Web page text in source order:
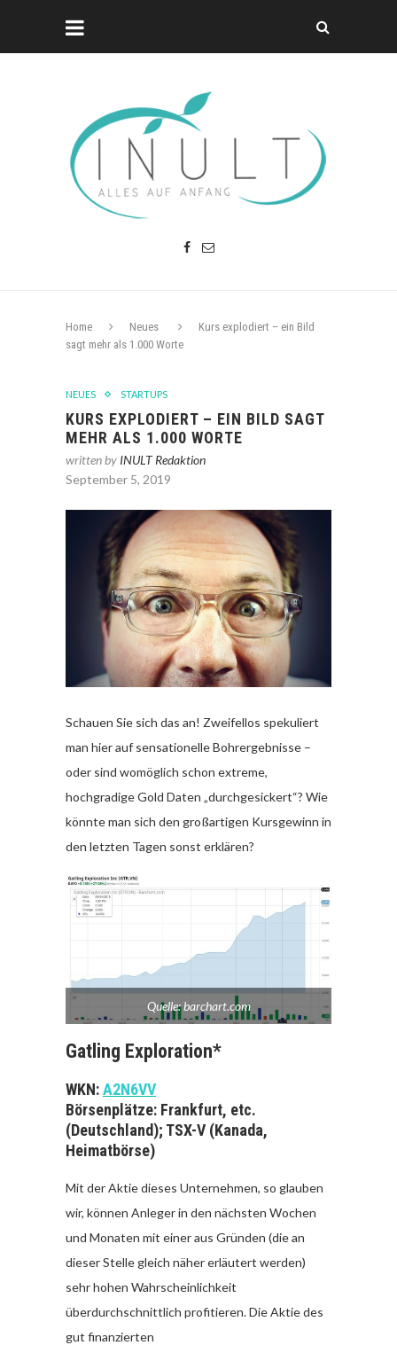
Home Neues
Kurs explodiert – ein Bild
sagt mehr als 1.000 Worte
NEUES STARTUPS
KURS EXPLODIERT – EIN BILD SAGT
MEHR ALS 1.000 WORTE
written by INULT Redaktion
September 5, 2019
Schauen Sie sich das an! Zweifellos spekuliert
man hier auf sensationelle Bohrergebnisse –
oder sind womöglich schon extreme,
hochgradige Gold Daten „durchgesickert“? Wie
könnte man sich den großartigen Kursgewinn in
den letzten Tagen sonst erklären?
Quelle: barchart.com
Gatling Exploration*
WKN:A2N6VV
Börsenplätze: Frankfurt, etc.
(Deutschland); TSX-V (Kanada,
Heimatbörse)
Mit der Aktie dieses Unternehmen, so glauben
wir, können Anleger in den nächsten Wochen
und Monaten mit einer aus Gründen (die an
dieser Stelle gleich näher erläutert werden)
sehr hohen Wahrscheinlichkeit
überdurchschnittlich profitieren. Die Aktie des
gut finanzierten